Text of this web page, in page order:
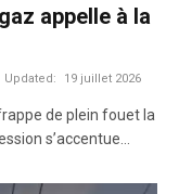
appelle à la
Updated: 19 juillet 2026
de plein fouet la
s’accentue…